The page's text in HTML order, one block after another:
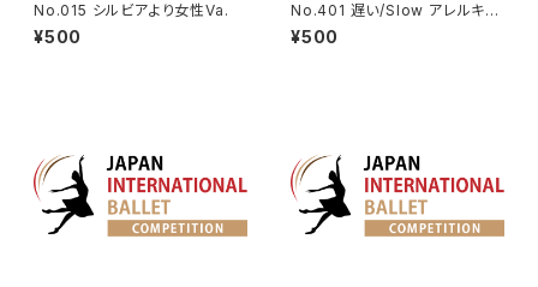
No.015 シルビアより女性Va.
¥500
No.401 遅い/Slow アレルキナ
ーダよりコロンビーヌのVa. | H
arlequinade Variation
¥500